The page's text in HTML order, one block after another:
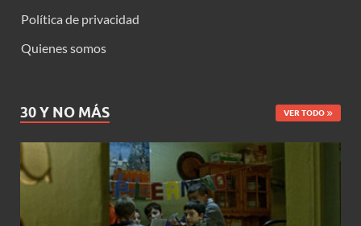
Política de privacidad
Quienes somos
30 Y NO MÁS VER TODO